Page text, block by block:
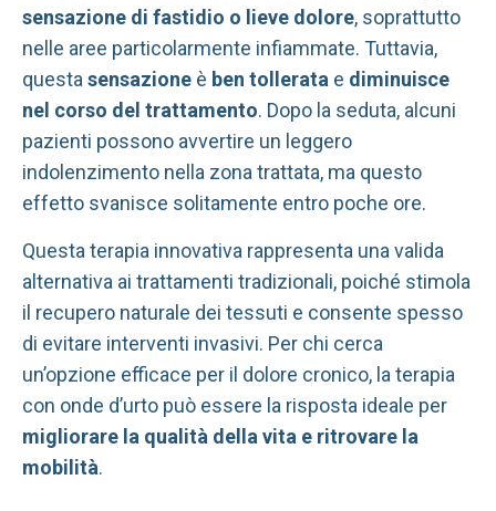
sensazione di fastidio o lieve dolore, soprattutto
nelle aree particolarmente infiammate. Tuttavia,
questasensazione è ben tollerata e diminuisce
nel corso del trattamento. Dopo la seduta, alcuni
pazienti possono avvertire un leggero
indolenzimento nella zona trattata, ma questo
effetto svanisce solitamente entro poche ore.
Questa terapia innovativa rappresenta una valida
alternativa ai trattamenti tradizionali, poiché stimola
il recupero naturale dei tessuti e consente spesso
di evitare interventi invasivi. Per chi cerca
un’opzione efficace per il dolore cronico, la terapia
con onde d’urto può essere la risposta ideale per
migliorare la qualità della vita e ritrovare la
mobilità.